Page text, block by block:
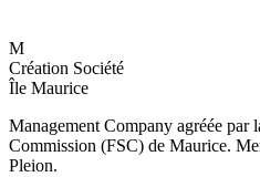
M
Création Société
Île Maurice
Management Company agréée par
Commission (FSC) de Maurice.
Pleion.